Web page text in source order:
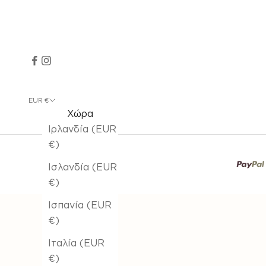
EUR €
Χώρα
Ιρλανδία (EUR
€)
Ισλανδία (EUR
€)
Ισπανία (EUR
€)
Ιταλία (EUR
€)